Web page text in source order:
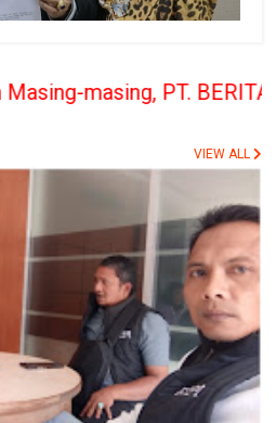
BERITA RAKYAT
VIEW ALL